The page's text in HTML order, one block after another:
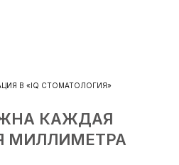
В «IQ СТОМАТОЛОГИЯ»
КАЖДАЯ
МИЛЛИМЕТРА